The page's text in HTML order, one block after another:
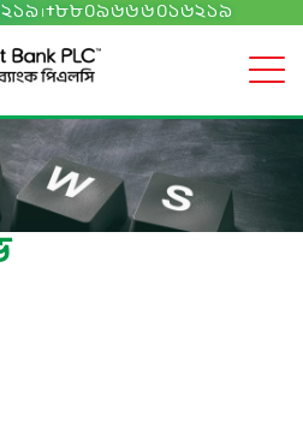
+৮৮০৯৬৬৬০১৬২১৯